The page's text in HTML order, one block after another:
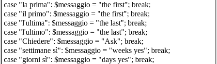
case "la prima": $messaggio = "the first"; break;
case "il primo": $messaggio = "the first"; break;
case "l'ultima": $messaggio = "the last"; break;
case "l'ultimo": $messaggio = "the last"; break;
case "Chiedere": $messaggio = "Ask"; break;
case "settimane sì": $messaggio = "weeks yes"; break;
case "giorni sì": $messaggio = "days yes"; break;